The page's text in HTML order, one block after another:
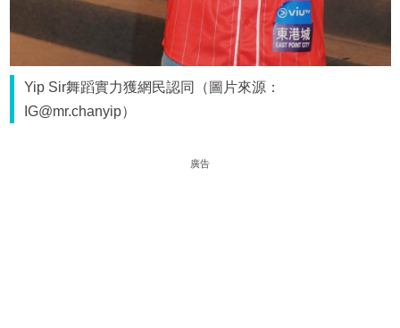
Yip Sir舞蹈實力獲網民認同（圖片來源：
IG@mr.chanyip）
廣告